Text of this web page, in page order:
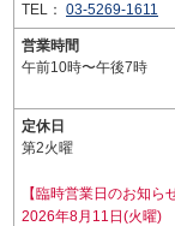
TEL： 03-5269-1611
営業時間
午前10時〜午後7時
定休日
第2火曜
【臨時営業日のお知ら
2026年8月11日(火曜)